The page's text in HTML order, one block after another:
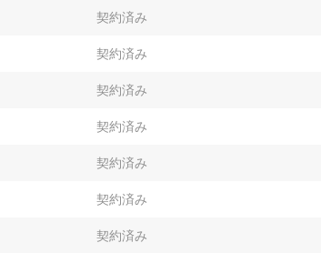
契約済み
契約済み
契約済み
契約済み
契約済み
契約済み
契約済み